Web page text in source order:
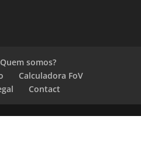
somos?
Calculadora FoV
Contact